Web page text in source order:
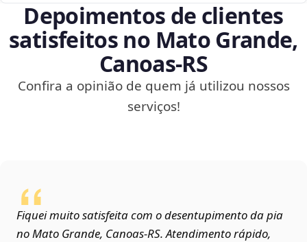
Depoimentos de clientes
satisfeitos no Mato Grande,
Canoas‑RS
Confira a opinião de quem já utilizou nossos
serviços!
Fiquei muito satisfeita com o desentupimento da pia
no Mato Grande, Canoas‑RS. Atendimento rápido,